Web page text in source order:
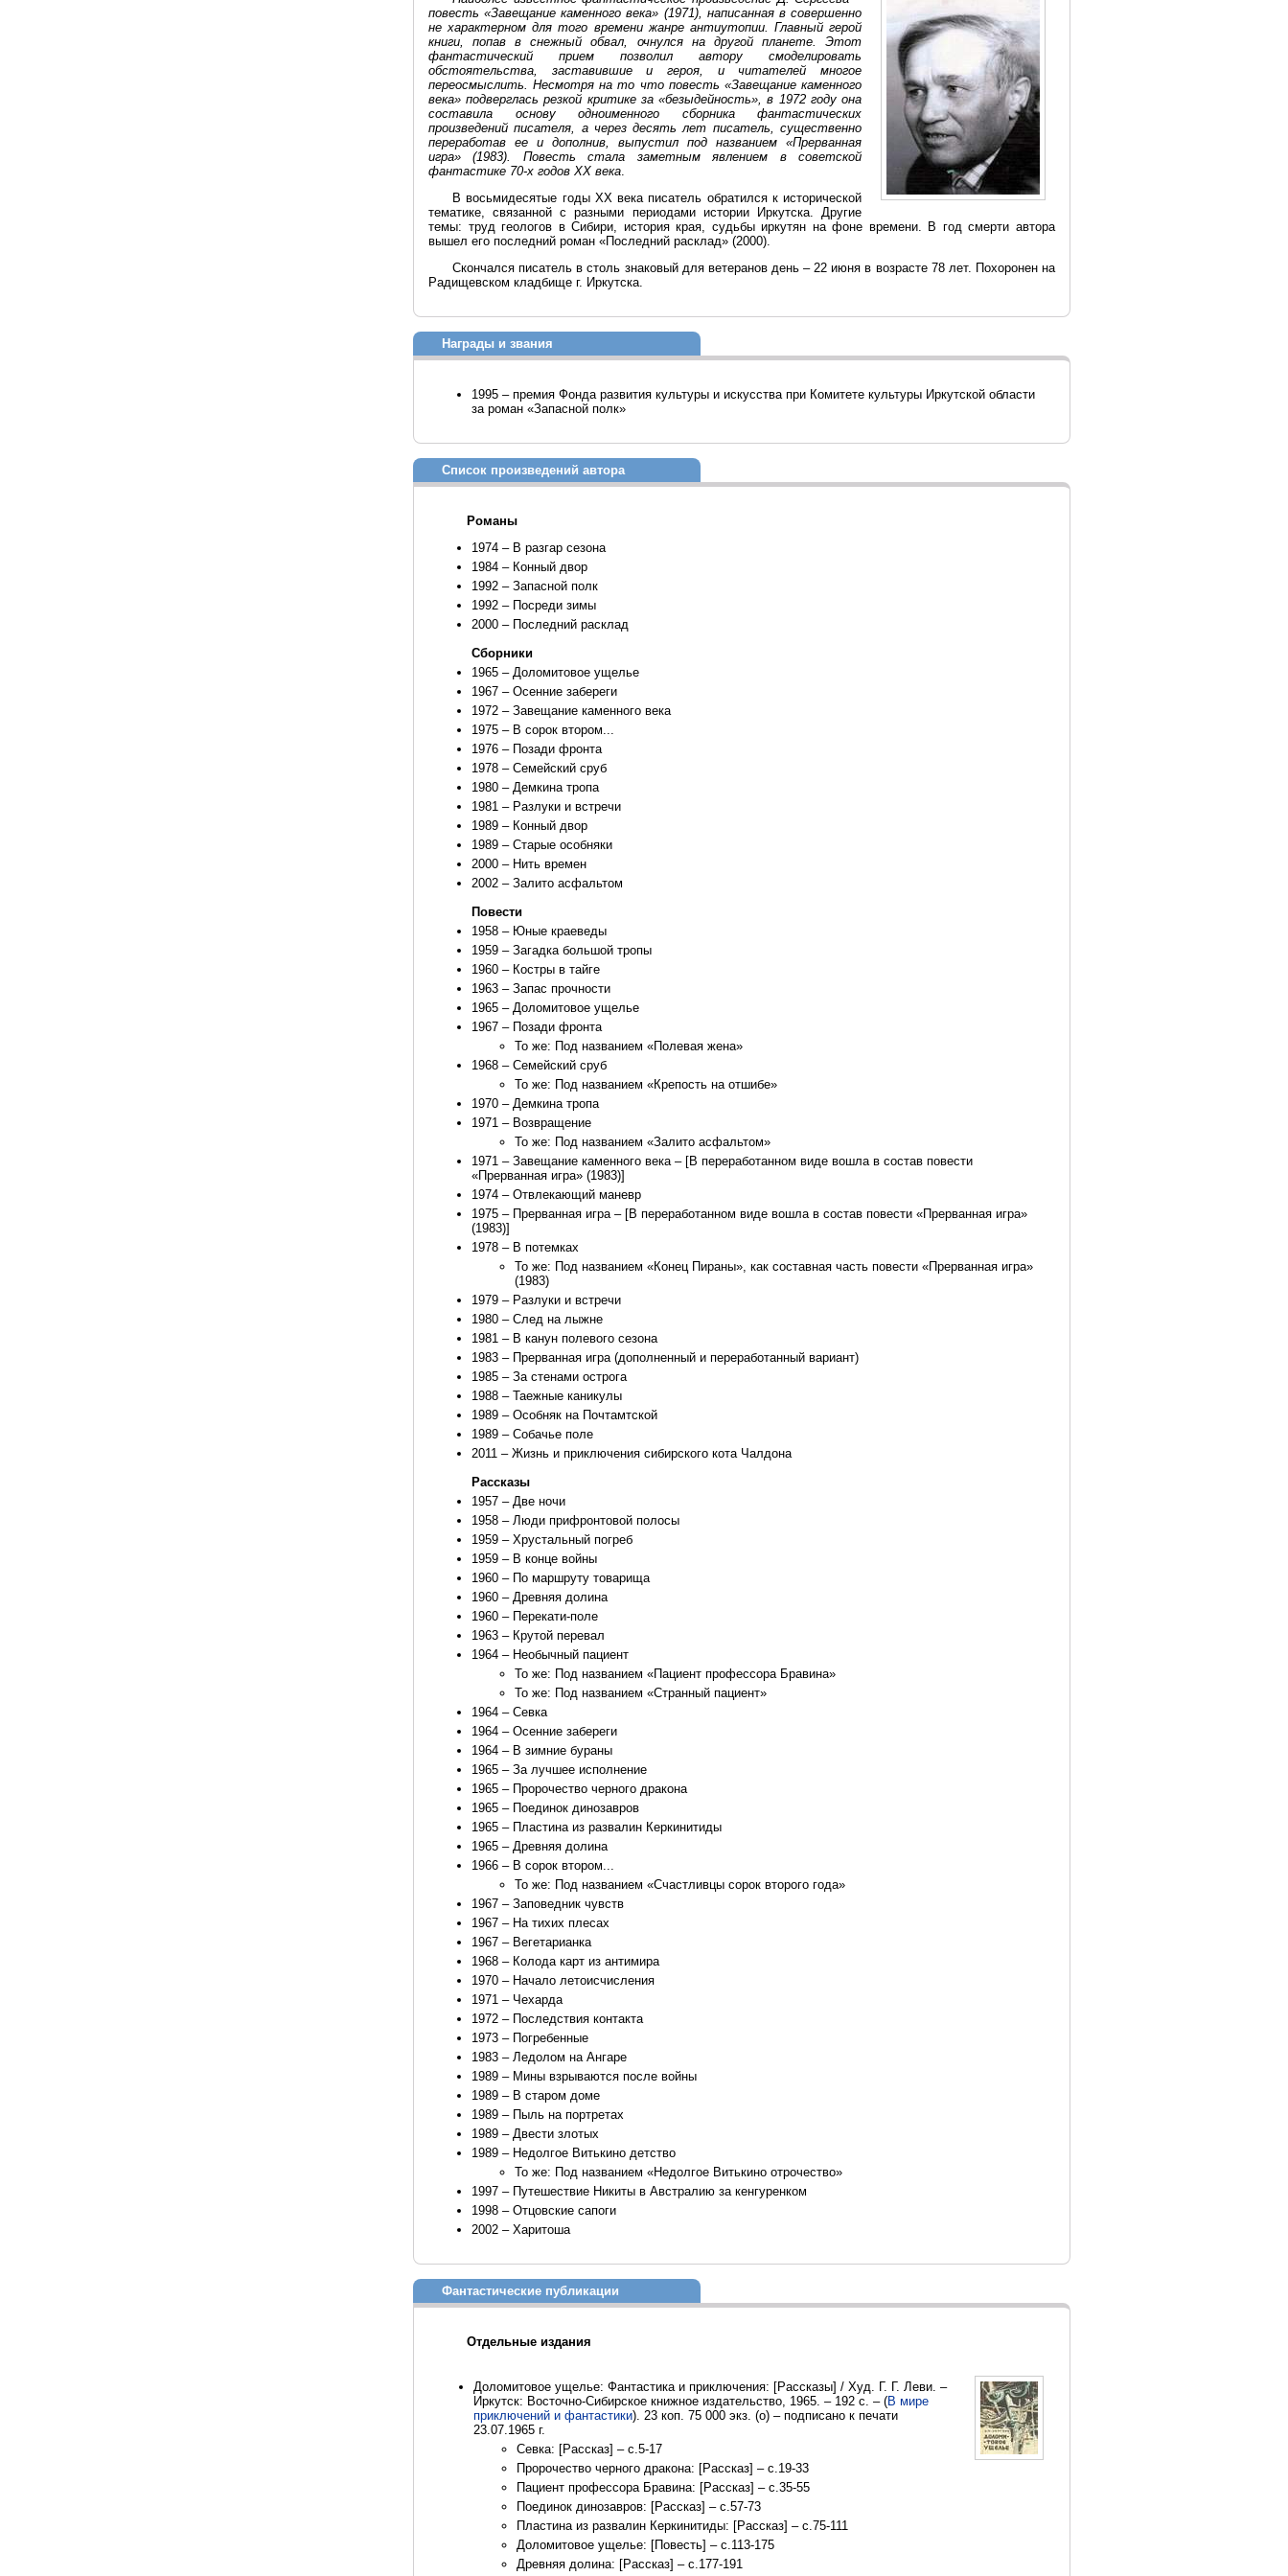
повесть «Завещание каменного века» (1971), написанная в совершенно
не характерном для того времени жанре антиутопии. Главный герой
книги, попав в снежный обвал, очнулся на другой планете. Этот
фантастический прием позволил автору смоделировать
обстоятельства, заставившие и героя, и читателей многое
переосмыслить. Несмотря на то что повесть «Завещание каменного
века» подверглась резкой критике за «безыдейность», в 1972 году она
составила основу одноименного сборника фантастических
произведений писателя, а через десять лет писатель, существенно
переработав ее и дополнив, выпустил под названием «Прерванная
игра» (1983). Повесть стала заметным явлением в советской
фантастике 70-х годов XX века.
В восьмидесятые годы ХХ века писатель обратился к исторической
тематике, связанной с разными периодами истории Иркутска. Другие
темы: труд геологов в Сибири, история края, судьбы иркутян на фоне времени. В год смерти автора
вышел его последний роман «Последний расклад» (2000).
Скончался писатель в столь знаковый для ветеранов день – 22 июня в возрасте 78 лет. Похоронен на
Радищевском кладбище г. Иркутска.
Награды и звания
1995 – премия Фонда развития культуры и искусства при Комитете культуры Иркутской области
за роман «Запасной полк»
Список произведений автора
Романы
1974 – В разгар сезона
1984 – Конный двор
1992 – Запасной полк
1992 – Посреди зимы
2000 – Последний расклад
Сборники
1965 – Доломитовое ущелье
1967 – Осенние забереги
1972 – Завещание каменного века
1975 – В сорок втором...
1976 – Позади фронта
1978 – Семейский сруб
1980 – Демкина тропа
1981 – Разлуки и встречи
1989 – Конный двор
1989 – Старые особняки
2000 – Нить времен
2002 – Залито асфальтом
Повести
1958 – Юные краеведы
1959 – Загадка большой тропы
1960 – Костры в тайге
1963 – Запас прочности
1965 – Доломитовое ущелье
1967 – Позади фронта
То же: Под названием «Полевая жена»
1968 – Семейский сруб
То же: Под названием «Крепость на отшибе»
1970 – Демкина тропа
1971 – Возвращение
То же: Под названием «Залито асфальтом»
1971 – Завещание каменного века – [В переработанном виде вошла в состав повести
«Прерванная игра» (1983)]
1974 – Отвлекающий маневр
1975 – Прерванная игра – [В переработанном виде вошла в состав повести «Прерванная игра»
(1983)]
1978 – В потемках
То же: Под названием «Конец Пираны», как составная часть повести «Прерванная игра»
(1983)
1979 – Разлуки и встречи
1980 – След на лыжне
1981 – В канун полевого сезона
1983 – Прерванная игра (дополненный и переработанный вариант)
1985 – За стенами острога
1988 – Таежные каникулы
1989 – Особняк на Почтамтской
1989 – Собачье поле
2011 – Жизнь и приключения сибирского кота Чалдона
Рассказы
1957 – Две ночи
1958 – Люди прифронтовой полосы
1959 – Хрустальный погреб
1959 – В конце войны
1960 – По маршруту товарища
1960 – Древняя долина
1960 – Перекати-поле
1963 – Крутой перевал
1964 – Необычный пациент
То же: Под названием «Пациент профессора Бравина»
То же: Под названием «Странный пациент»
1964 – Севка
1964 – Осенние забереги
1964 – В зимние бураны
1965 – За лучшее исполнение
1965 – Пророчество черного дракона
1965 – Поединок динозавров
1965 – Пластина из развалин Керкинитиды
1965 – Древняя долина
1966 – В сорок втором...
То же: Под названием «Счастливцы сорок второго года»
1967 – Заповедник чувств
1967 – На тихих плесах
1967 – Вегетарианка
1968 – Колода карт из антимира
1970 – Начало летоисчисления
1971 – Чехарда
1972 – Последствия контакта
1973 – Погребенные
1983 – Ледолом на Ангаре
1989 – Мины взрываются после войны
1989 – В старом доме
1989 – Пыль на портретах
1989 – Двести злотых
1989 – Недолгое Витькино детство
То же: Под названием «Недолгое Витькино отрочество»
1997 – Путешествие Никиты в Австралию за кенгуренком
1998 – Отцовские сапоги
2002 – Харитоша
Фантастические публикации
Отдельные издания
Доломитовое ущелье: Фантастика и приключения: [Рассказы] / Худ. Г. Г. Леви. –
Иркутск: Восточно-Сибирское книжное издательство, 1965. – 192 с. – (В мире
приключений и фантастики). 23 коп. 75 000 экз. (о) – подписано к печати
23.07.1965 г.
Севка: [Рассказ] – с.5-17
Пророчество черного дракона: [Рассказ] – с.19-33
Пациент профессора Бравина: [Рассказ] – с.35-55
Поединок динозавров: [Рассказ] – с.57-73
Пластина из развалин Керкинитиды: [Рассказ] – с.75-111
Доломитовое ущелье: [Повесть] – с.113-175
Древняя долина: [Рассказ] – с.177-191